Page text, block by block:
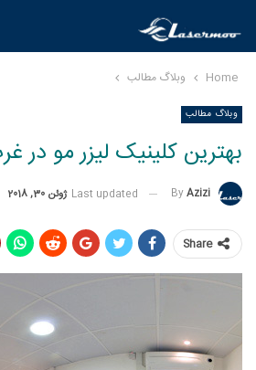
Home وبلاگ مطالب
وبلاگ مطالب
بهترین کلینیک لیزر مو در
ByAzizi
Last updated ژوئن 30, 2018
Share